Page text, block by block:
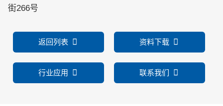
街266号
返回列表 资料下载
行业应用 联系我们